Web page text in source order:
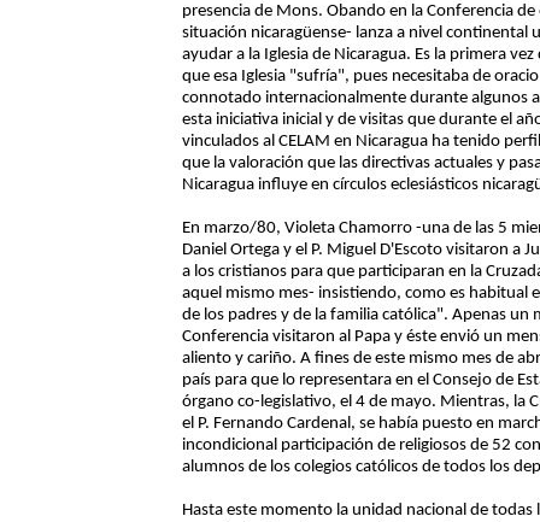
presencia de Mons. Obando en la Conferencia
situación nicaragüense- lanza a nivel continental
ayudar a la Iglesia de Nicaragua. Es la primera
que esa Iglesia "sufría", pues necesitaba de
connotado internacionalmente durante algunos
esta iniciativa inicial y de visitas que durante el
vinculados al CELAM en Nicaragua ha tenido
que la valoración que las directivas actuales y
Nicaragua influye en círculos eclesiásticos
En marzo/80, Violeta Chamorro -una de las 5
Daniel Ortega y el P. Miguel D'Escoto visitaron a
a los cristianos para que participaran en la
aquel mismo mes- insistiendo, como es habitual
de los padres y de la familia católica". Apenas un
Conferencia visitaron al Papa y éste envió un
aliento y cariño. A fines de este mismo mes de
país para que lo representara en el Consejo de
órgano co-legislativo, el 4 de mayo. Mientras, la
el P. Fernando Cardenal, se había puesto en
incondicional participación de religiosos de 52
alumnos de los colegios católicos de todos los
Hasta este momento la unidad nacional de